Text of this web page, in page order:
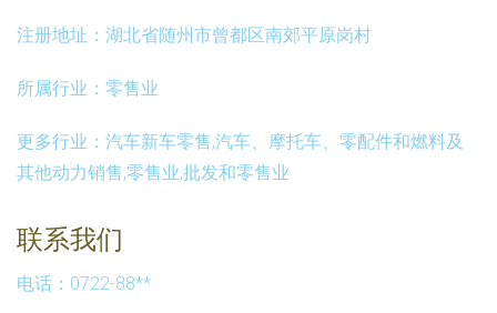
注册地址： 湖北省随州市曾都区南郊平原岗村
所属行业： 零售业
更多行业： 汽车新车零售,汽车、摩托车、零配件和燃料及
其他动力销售,零售业,批发和零售业
联系我们
电话：0722-88**